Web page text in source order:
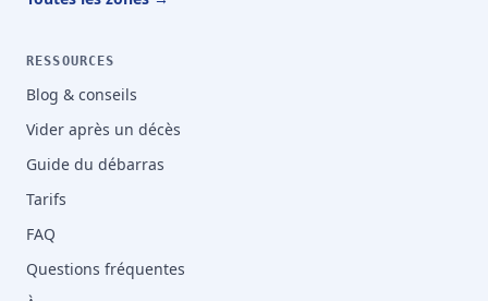
RESSOURCES
Blog & conseils
Vider après un décès
Guide du débarras
Tarifs
FAQ
Questions fréquentes